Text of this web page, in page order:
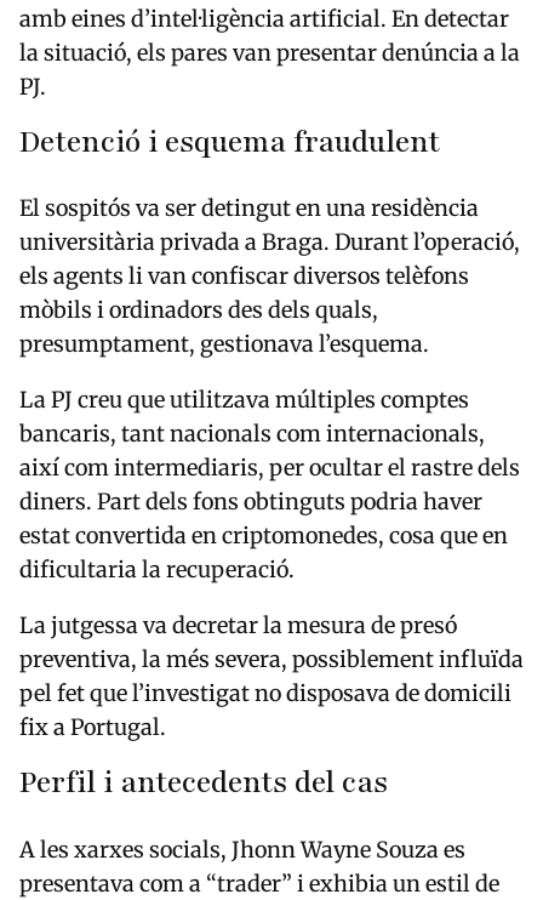
amb eines d’intel·ligència artificial. En detectar
la situació, els pares van presentar denúncia a la
PJ.
Detenció i esquema fraudulent
El sospitós va ser detingut en una residència
universitària privada a Braga. Durant l’operació,
els agents li van confiscar diversos telèfons
mòbils i ordinadors des dels quals,
presumptament, gestionava l’esquema.
La PJ creu que utilitzava múltiples comptes
bancaris, tant nacionals com internacionals,
així com intermediaris, per ocultar el rastre dels
diners. Part dels fons obtinguts podria haver
estat convertida en criptomonedes, cosa que en
dificultaria la recuperació.
La jutgessa va decretar la mesura de presó
preventiva, la més severa, possiblement influïda
pel fet que l’investigat no disposava de domicili
fix a Portugal.
Perfil i antecedents del cas
A les xarxes socials, Jhonn Wayne Souza es
presentava com a “trader” i exhibia un estil de